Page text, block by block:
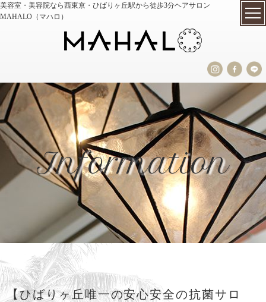
美容室・美容院なら西東京・ひばりヶ丘駅から徒歩3分ヘアサロン
MAHALO（マハロ）
Information
【ひばりヶ丘唯一の安心安全の抗菌サロ